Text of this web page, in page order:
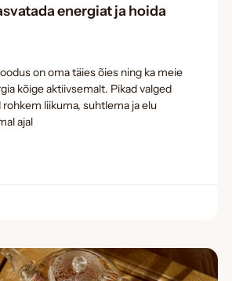
energiat ja hoida
on oma täies õies ning ka meie
kõige aktiivsemalt. Pikad valged
rohkem liikuma, suhtlema ja elu
ajal